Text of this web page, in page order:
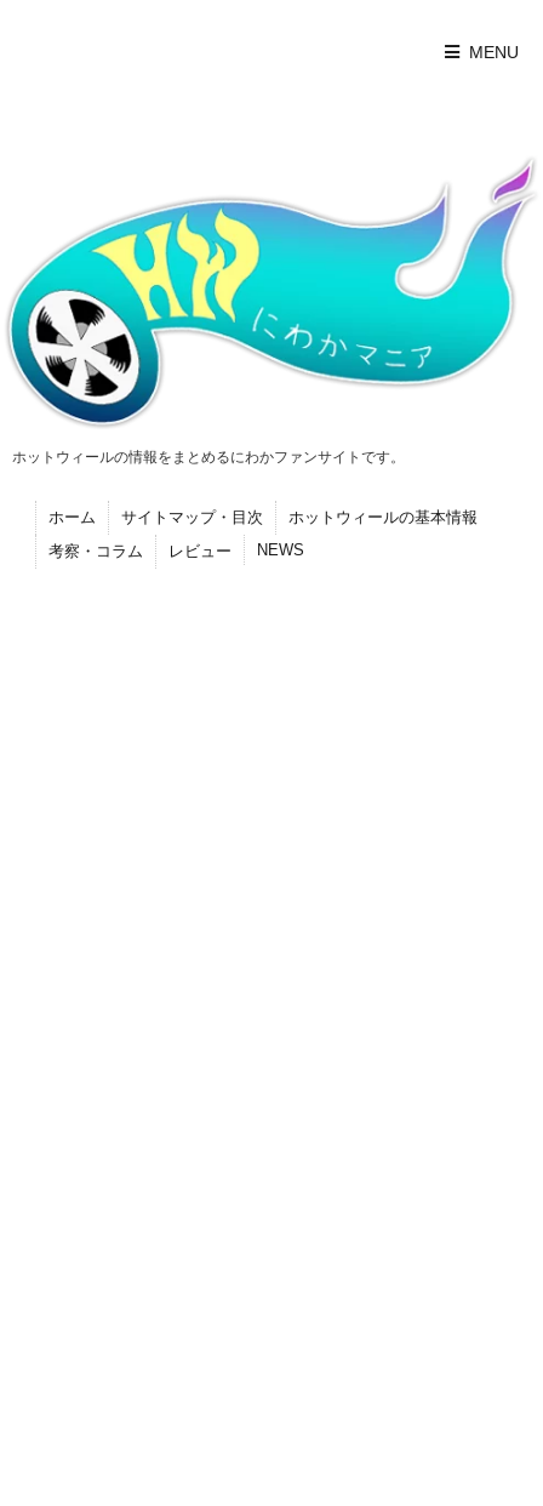
MENU
ホットウィールの情報をまとめるにわかファンサイトです。
ホーム サイトマップ・目次
ホットウィールの基本情報
考察・コラム
レビュー NEWS